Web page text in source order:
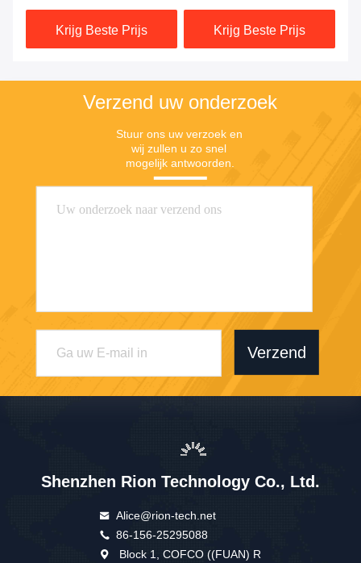
Krijg Beste Prijs
Vastgestelde Functie
Krijg Beste Prijs
Verzend uw onderzoek
Stuur ons uw verzoek en
wij zullen u zo snel
mogelijk antwoorden.
Verzend
Shenzhen Rion Technology Co., Ltd.
Alice@rion-tech.net
86-156-25295088
Block 1, COFCO ((FUAN) R